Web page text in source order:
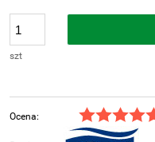
szt
Ocena: